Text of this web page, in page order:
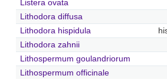
Listera ovata
Lithodora diffusa
Lithodora hispidula
Lithodora zahnii
Lithospermum goulandriorum
Lithospermum officinale